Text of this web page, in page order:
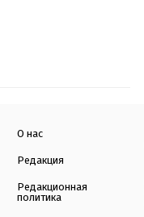
О нас
Редакция
Редакционная
политика